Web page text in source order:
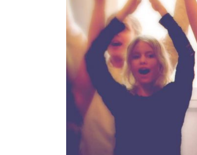
TEST 2 Event
Test 2 Test 2 Test 2 Test 2 Test 2
Test 2 Test 2 Test 2 Test 2